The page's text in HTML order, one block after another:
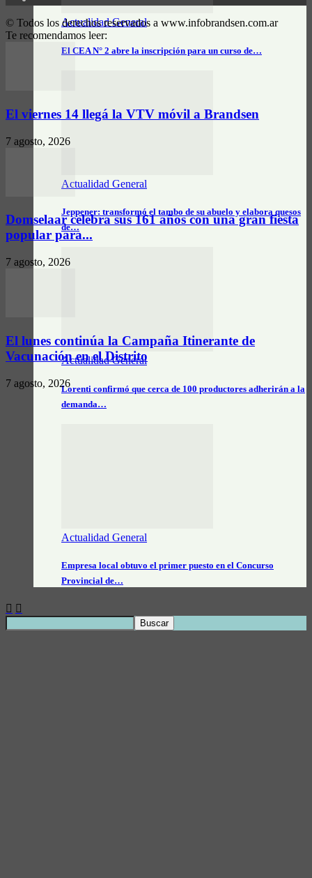
Actualidad General
El CEA N° 2 abre la inscripción para un curso de…
Actualidad General
Jeppener: transformó el tambo de su abuelo y elabora quesos
de…
Actualidad General
Lorenti confirmó que cerca de 100 productores adherirán a la
demanda…
Actualidad General
Empresa local obtuvo el primer puesto en el Concurso
Provincial de…
© Todos los derechos reservados a www.infobrandsen.com.ar
Te recomendamos leer:
El viernes 14 llegá la VTV móvil a Brandsen
7 agosto, 2026
Domselaar celebra sus 161 años con una gran fiesta
popular para...
7 agosto, 2026
El lunes continúa la Campaña Itinerante de
Vacunación en el Distrito
7 agosto, 2026